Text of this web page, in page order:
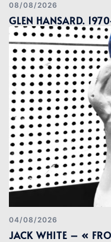
08/08/2026
GLEN HANSARD.
04/08/2026
JACK WHITE – «